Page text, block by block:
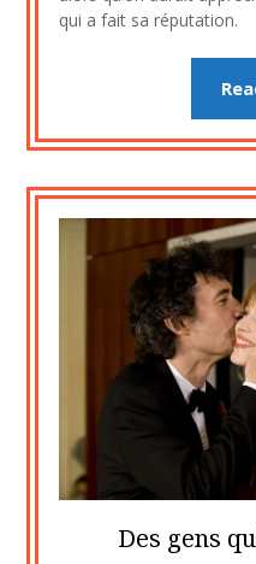
qui a fait sa réputation.
Des gens